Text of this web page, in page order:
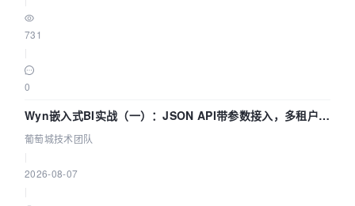
731
0
Wyn嵌入式BI实战（一）：JSON API带参数接入，多租户数
据源配置指南 | 葡萄城技术团队
葡萄城技术团队
2026-08-07